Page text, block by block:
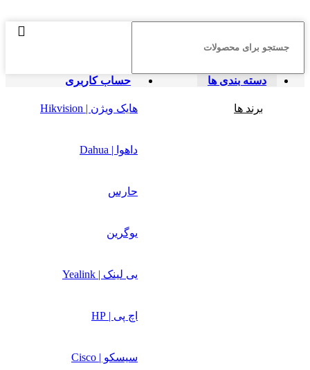
حساب کاربری دسته بندی ها
برند ها هایک ویژن | Hikvision
داهوا | Dahua
حارس
یوگرین
یی لینک | Yealink
اچ پی | HP
سیسکو | Cisco